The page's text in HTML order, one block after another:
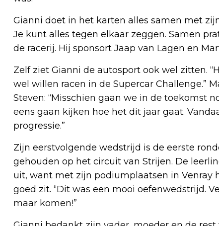
Gianni doet in het karten alles samen met
Je kunt alles tegen elkaar zeggen. Samen
de racerij. Hij sponsort Jaap van Lagen en
Zelf ziet Gianni de autosport ook wel zitten.
wel willen racen in de Supercar Challenge.”
Steven: “Misschien gaan we in de toekomst
eens gaan kijken hoe het dit jaar gaat.
progressie.”
Zijn eerstvolgende wedstrijd is de eerste
gehouden op het circuit van Strijen. De
uit, want met zijn podiumplaatsen in Venray
goed zit. “Dit was een mooi oefenwedstrijd.
maar komen!”